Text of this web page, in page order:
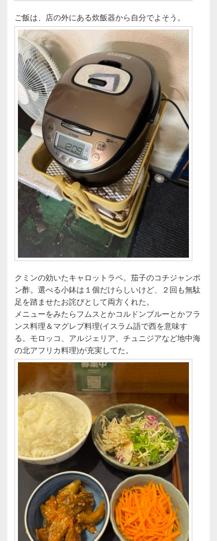
ご飯は、店の外にある炊飯器から自分でよそう。
クミンの効いたキャロットラペ。茄子のコチジャンポ
ン酢。選べる小鉢は１個だけらしいけど、２回も無駄
足を踏ませたお詫びとして両方くれた。
メニューをみたらフムスとかコルドンブルーとかフラ
ンス料理＆マグレブ料理(イスラム語で西を意味す
る。モロッコ、アルジェリア、チュニジアなど地中海
の北アフリカ料理)が充実してた。